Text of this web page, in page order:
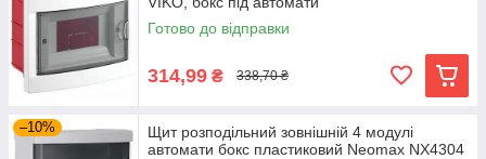
Готово до відправки
314,99 ₴ 338,70 ₴
–10%
Щит розподільний зовнішній 4 модулі
автомати бокс пластиковий Neomax NX4304